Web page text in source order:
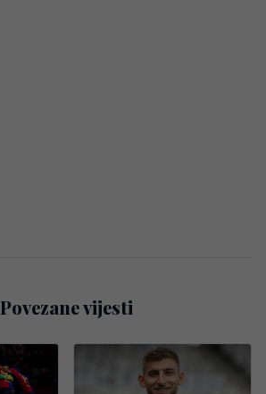
Povezane vijesti